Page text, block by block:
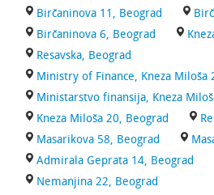
Birčaninova 11, Beograd
Birčaninova 6, Beograd
Resavska, Beograd
Ministry of Finance, Kneza Miloša
Ministarstvo finansija, Kneza
Kneza Miloša 20, Beograd
Masarikova 58, Beograd
Admirala Geprata 14, Beograd
Nemanjina 22, Beograd